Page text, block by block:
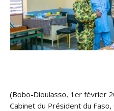
(Bobo-Dioulasso, 1er février
Cabinet du Président du Faso,